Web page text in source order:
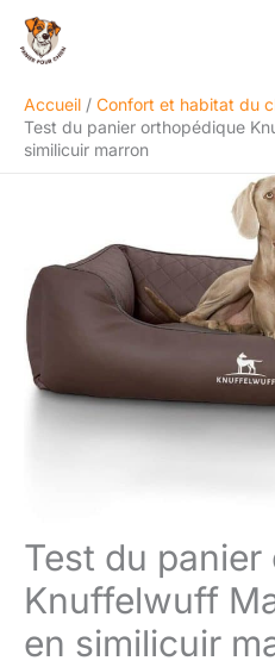
Aller
Accueil
Confort et habitat du
Test du panier orthopédique
similicuir marron
Test du
Knuffelwuff
en similicuir
Rechercher